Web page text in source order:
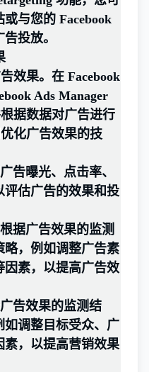
与您的 Facebook
投放。
效果。在 Facebook
Ads Manager
据数据对广告进行
化广告效果的技
告曝光、点击率、
估广告的效果和投
据广告效果的监测
，例如调整广告素
素，以提高广告效
告效果的监测结
调整目标受众、广
素，以提高营销效果